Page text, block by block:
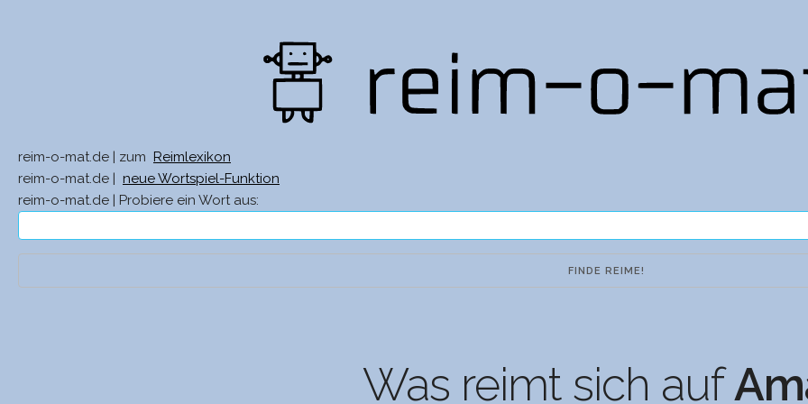
reim-o-mat.de | zum
Reimlexikon
reim-o-mat.de |
neue Wortspiel-Funktion
reim-o-mat.de | Probiere ein Wort aus:
Was reimt sich auf